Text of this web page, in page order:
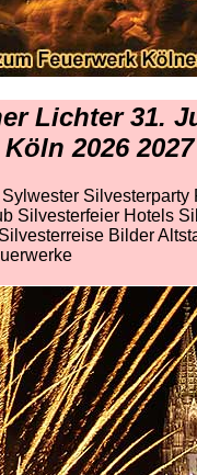
Lichter 31.
2026 2027
Silvesterparty
Silvesterfeier Hotels
Bilder